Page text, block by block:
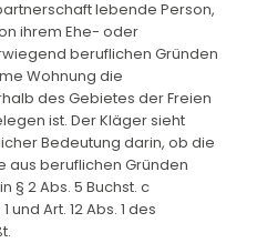
lebende Person,
ihrem Ehe- oder
beruflichen Gründen
Wohnung die
des Gebietes der Freien
ist. Der Kläger sieht
Bedeutung darin, ob die
aus beruflichen Gründen
§ 2 Abs. 5 Buchst. c
und Art. 12 Abs. 1 des